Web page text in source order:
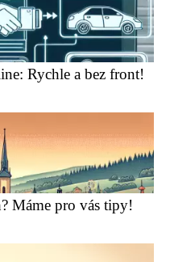
Rychle a bez front!
Máme pro vás tipy!